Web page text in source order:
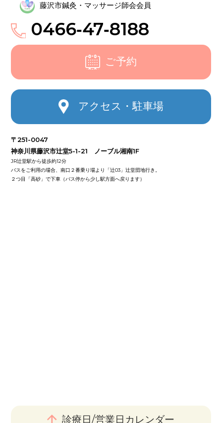
藤沢市鍼灸・マッサージ師会会員
0466‑47‑8188
ご予約
アクセス・駐車場
〒251-0047
神奈川県藤沢市辻堂5-1-21 ノーブル湘南1F
JR辻堂駅から徒歩約12分
バスをご利用の場合、南口２番乗り場より「辻03」辻堂団地行き。
２つ目「高砂」で下車（バス停から少し駅方面へ戻ります）
©湘南太田鍼灸院 All Rights Reserved.
診療日/営業日カレンダー